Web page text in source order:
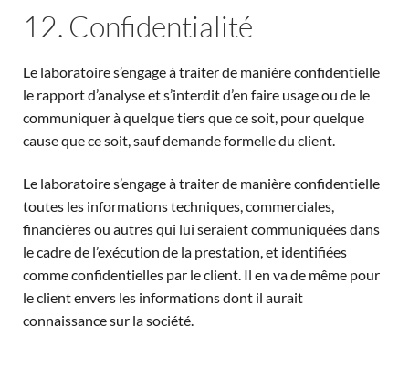
12. Confidentialité
Le laboratoire s’engage à traiter de manière confidentielle
le rapport d’analyse et s’interdit d’en faire usage ou de le
communiquer à quelque tiers que ce soit, pour quelque
cause que ce soit, sauf demande formelle du client.
Le laboratoire s’engage à traiter de manière confidentielle
toutes les informations techniques, commerciales,
financières ou autres qui lui seraient communiquées dans
le cadre de l’exécution de la prestation, et identifiées
comme confidentielles par le client. Il en va de même pour
le client envers les informations dont il aurait
connaissance sur la société.